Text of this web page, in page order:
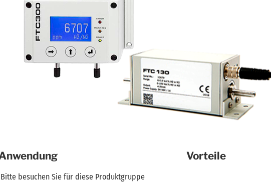
Bitte besuchen Sie für diese Produktgruppe
Vorteile